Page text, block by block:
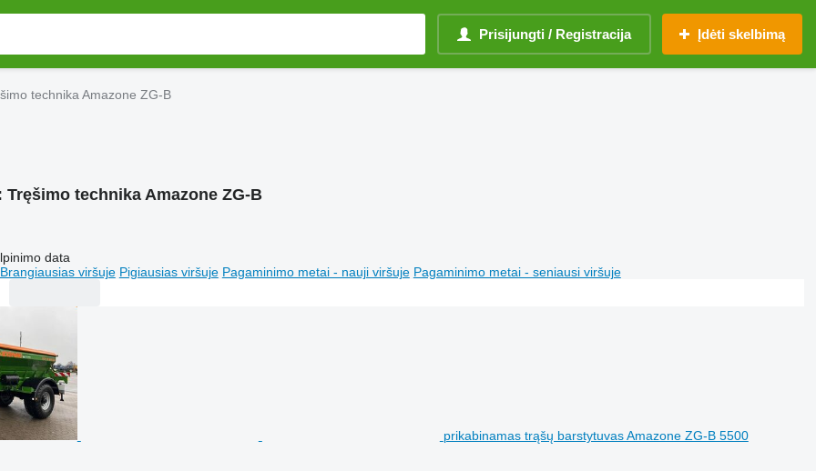
Prisijungti / Registracija Įdėti skelbimą
technika Amazone ZG-B
Tręšimo technika Amazone ZG-B
data
Brangiausias viršuje Pigiausias viršuje Pagaminimo metai - nauji viršuje Pagaminimo metai - seniausi viršuje
prikabinamas trąšų barstytuvas Amazone ZG-B 5500